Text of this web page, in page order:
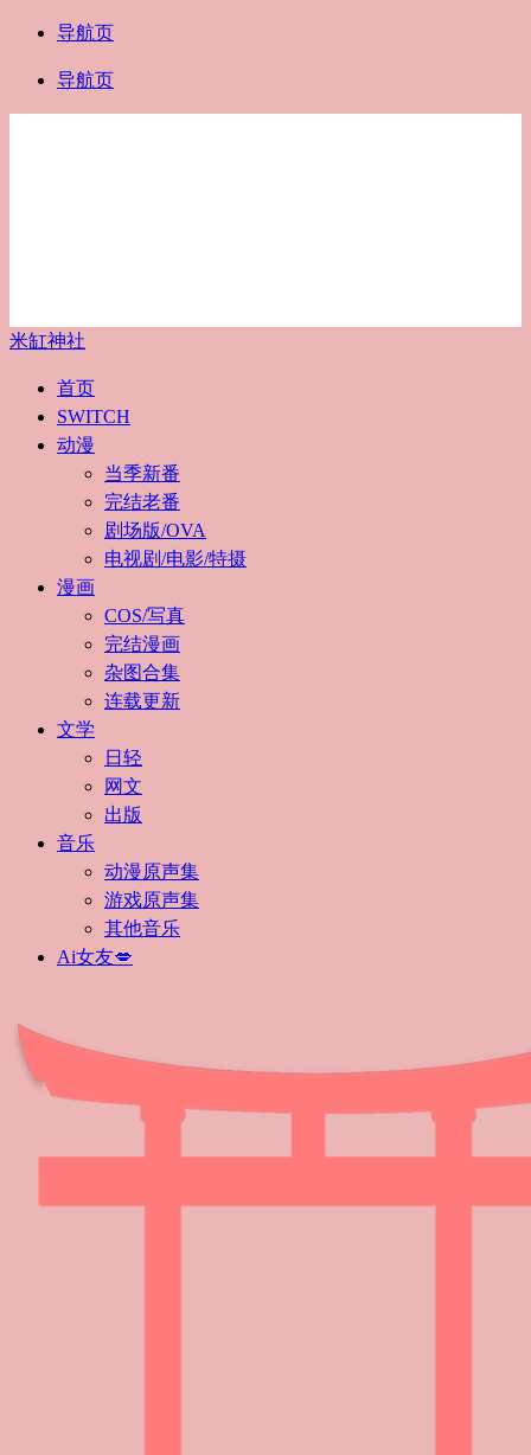
导航页
导航页
米缸神社
首页
SWITCH
动漫
当季新番
完结老番
剧场版/OVA
电视剧/电影/特摄
漫画
COS/写真
完结漫画
杂图合集
连载更新
文学
日轻
网文
出版
音乐
动漫原声集
游戏原声集
其他音乐
Ai女友💋